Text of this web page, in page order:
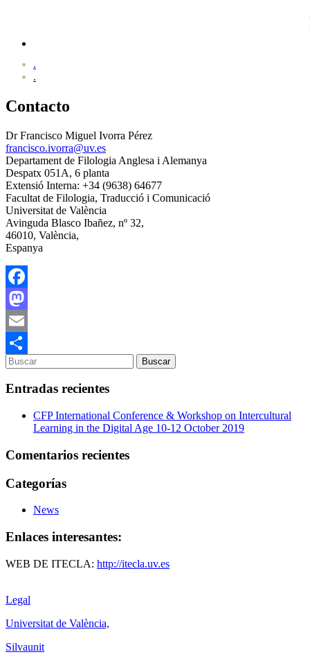
.
.
Contacto
Dr Francisco Miguel Ivorra Pérez
francisco.ivorra@uv.es
Departament de Filologia Anglesa i Alemanya
Despatx 051A, 6 planta
Extensió Interna: +34 (9638) 64677
Facultat de Filologia, Traducció i Comunicació
Universitat de València
Avinguda Blasco Ibañez, nº 32,
46010, València,
Espanya
Facebook
Mastodon
Email
Compartir
Entradas recientes
CFP International Conference & Workshop on Intercultural
Learning in the Digital Age 10-12 October 2019
Comentarios recientes
Categorías
News
Enlaces interesantes:
WEB DE ITECLA: http://itecla.uv.es
Legal
Universitat de València,
Silvaunit